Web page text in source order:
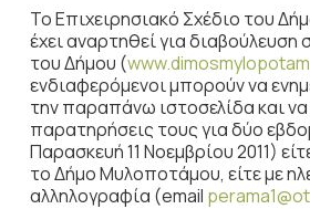
Το Επιχειρησιακό Σχέδιο του
έχει αναρτηθεί για διαβούλευση
του Δήμου (
ενδιαφερόμενοι μπορούν να
την παραπάνω ιστοσελίδα και να
παρατηρήσεις τους για δύο
Παρασκευή 11 Νοεμβρίου 2011)
το Δήμο Μυλοποτάμου, είτε με
αλληλογραφία (email